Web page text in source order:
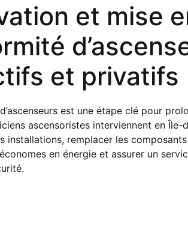
et mise
et privatifs
est une étape clé pour
ascensoristes interviennent en Île-
installations, remplacer les
en énergie et assurer un